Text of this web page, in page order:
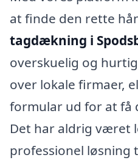
at finde den rette
tagdækning i
overskuelig og
over lokale firmaer,
formular ud for at få
Det har aldrig været
professionel løsning